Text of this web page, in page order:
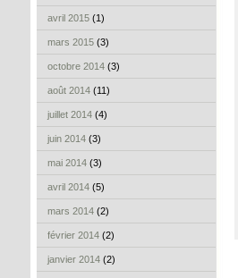
avril 2015 (1)
mars 2015 (3)
octobre 2014 (3)
août 2014 (11)
juillet 2014 (4)
juin 2014 (3)
mai 2014 (3)
avril 2014 (5)
mars 2014 (2)
février 2014 (2)
janvier 2014 (2)